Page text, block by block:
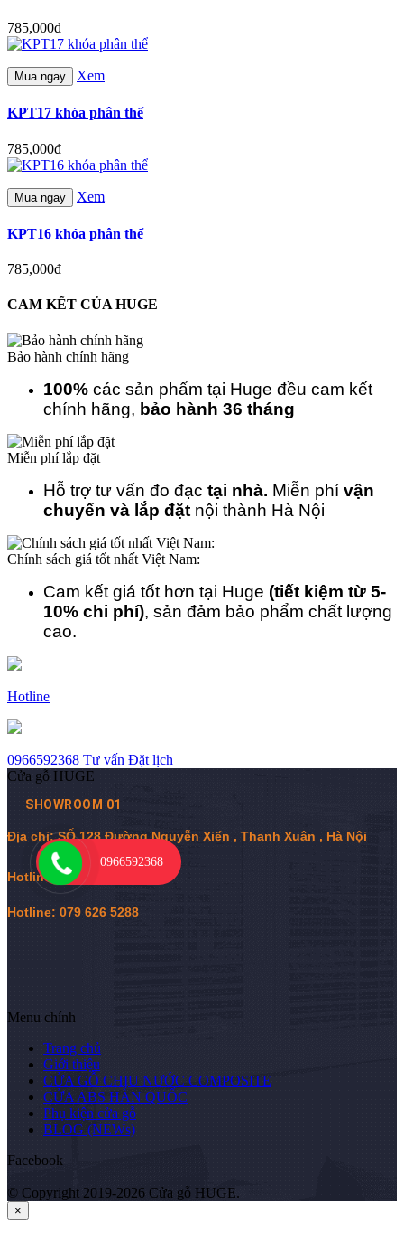
785,000đ
Mua ngay Xem
KPT17 khóa phân thể
785,000đ
Mua ngay Xem
KPT16 khóa phân thể
785,000đ
CAM KẾT CỦA HUGE
Bảo hành chính hãng
100% các sản phẩm tại Huge đều cam kết
chính hãng, bảo hành 36 tháng
Miễn phí lắp đặt
Hỗ trợ tư vấn đo đạc tại nhà. Miễn phí vận
chuyển và lắp đặt nội thành Hà Nội
Chính sách giá tốt nhất Việt Nam:
Cam kết giá tốt hơn tại Huge (tiết kiệm từ 5-
10% chi phí), sản đảm bảo phẩm chất lượng
cao.
Hotline
0966592368 Tư vấn Đặt lịch
Cửa gỗ HUGE
SHOWROOM 01
Địa chỉ: SỐ 128 Đường Nguyễn Xiển , Thanh Xuân , Hà Nội
Hotline: 0966 592 368
Hotline: 079 626 5288
Menu chính
Trang chủ
Giới thiệu
CỬA GỖ CHỊU NƯỚC COMPOSITE
CỬA ABS HÀN QUỐC
Phụ kiện cửa gỗ
BLOG (NEWs)
Facebook
© Copyright 2019-2026 Cửa gỗ HUGE.
0966592368
×